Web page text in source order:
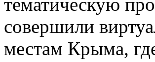
тематическую
совершили
местам Крыма,